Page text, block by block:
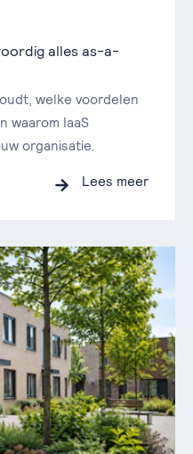
alles as-a-
welke voordelen
waarom IaaS
organisatie.
Lees meer